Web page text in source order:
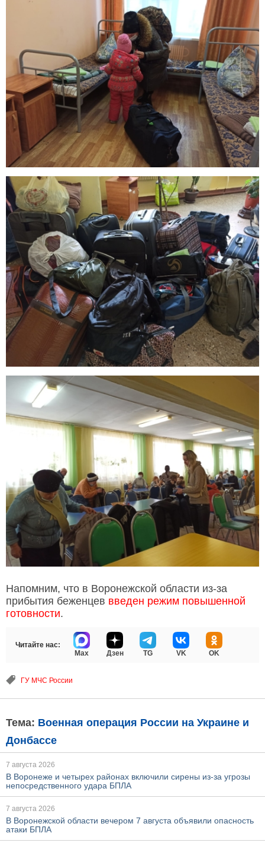
Напомним, что в Воронежской области из-за
прибытия беженцев введен режим повышенной
готовности.
Читайте нас:
Max
Дзен TG VK OK
ГУ МЧС России
Тема: Военная операция России на Украине и
Донбассе
7 августа 2026
В Воронеже и четырех районах включили сирены из-за угрозы
непосредственного удара БПЛА
7 августа 2026
В Воронежской области вечером 7 августа объявили опасность
атаки БПЛА